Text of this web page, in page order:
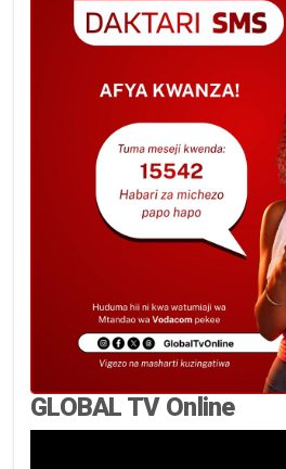
GLOBAL TV Online